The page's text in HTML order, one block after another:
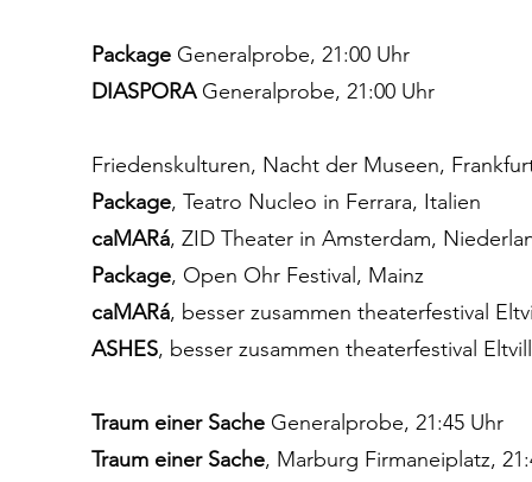
Package Generalprobe, 21:00 Uhr
DIASPORAGeneralprobe, 21:00 Uhr
Friedenskulturen, Nacht der Museen,
Package, Teatro Nucleo in Ferrara, Italien
caMARá, ZID Theater in Amsterdam,
Package, Open Ohr Festival, Mainz
caMARá, besser zusammen theaterfestival
ASHES, besser zusammen theaterfestival
Traum einer Sache Generalprobe, 21:45 Uhr
Traum einer Sache, Marburg Firmaneiplatz,